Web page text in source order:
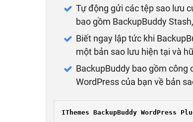
Tự động gửi các tệp sao lưu
bao gồm BackupBuddy
Biết ngay lập tức khi
một bản sao lưu hiện tại và
BackupBuddy bao gồm công
WordPress của bạn về bản
IThemes BackupBuddy WordPress